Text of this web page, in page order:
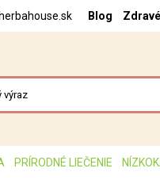
Blog
PRÍRODNÉ LIEČENIE